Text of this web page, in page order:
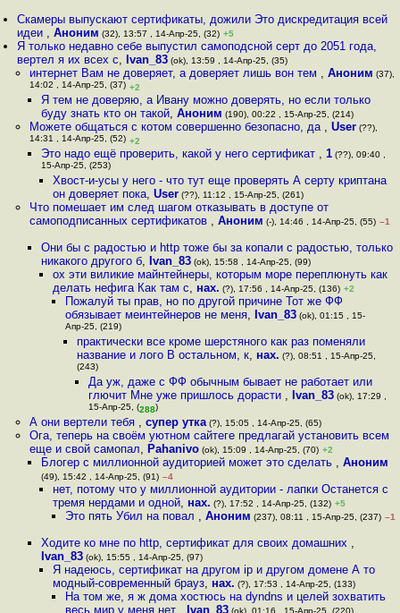
Скамеры выпускают сертификаты, дожили Это дискредитация всей
идеи ,Аноним (32), 13:57 , 14-Апр-25, (32) +5
Я только недавно себе выпустил самоподсной серт до 2051 года,
вертел я их всех с, Ivan_83 (ok), 13:59 , 14-Апр-25, (35)
интернет Вам не доверяет, а доверяет лишь вон тем , Аноним (37),
14:02 , 14-Апр-25, (37) +2
Я тем не доверяю, а Ивану можно доверять, но если только
буду знать кто он такой, Аноним (190), 00:22 , 15-Апр-25, (214)
Можете общаться с котом совершенно безопасно, да , User(??),
14:31 , 14-Апр-25, (52) +2
Это надо ещё проверить, какой у него сертификат , 1(??), 09:40 ,
15-Апр-25, (253)
Хвост-и-усы у него - что тут еще проверять А серту криптана
он доверяет пока,User (??), 11:12 , 15-Апр-25, (261)
Что помешает им след шагом отказывать в доступе от
самоподписанных сертификатов , Аноним (-), 14:46 , 14-Апр-25, (55) –1
Они бы с радостью и http тоже бы за копали с радостью, только
никакого другого б, Ivan_83(ok), 15:58 , 14-Апр-25, (99)
ох эти виликие майнтейнеры, которым море переплюнуть как
делать нефига Как там с, нах. (?), 17:56 , 14-Апр-25, (136) +2
Пожалуй ты прав, но по другой причине Тот же ФФ
обязывает меинтейнеров не меня, Ivan_83(ok), 01:15 , 15-
Апр-25, (219)
практически все кроме шерстяного как раз поменяли
название и лого В остальном, к, нах. (?), 08:51 , 15-Апр-25,
(243)
Да уж, даже с ФФ обычным бывает не работает или
глючит Мне уже пришлось дорасти , Ivan_83 (ok), 17:29 ,
15-Апр-25, (288)
А они вертели тебя , супер утка(?), 15:05 , 14-Апр-25, (65)
Ога, теперь на своём уютном сайтеге предлагай установить всем
еще и свой самопал, Pahanivo(ok), 15:09 , 14-Апр-25, (70) +2
Блогер с миллионной аудиторией может это сделать , Аноним
(49), 15:42 , 14-Апр-25, (91) –4
нет, потому что у миллионной аудитории - лапки Останется с
тремя нердами и одной, нах. (?), 17:52 , 14-Апр-25, (132) +5
Это пять Убил на повал , Аноним (237), 08:11 , 15-Апр-25, (237) –1
Ходите ко мне по http, сертификат для своих домашних ,
Ivan_83(ok), 15:55 , 14-Апр-25, (97)
Я надеюсь, сертификат на другом ip и другом домене А то
модный-современный брауз, нах. (?), 17:53 , 14-Апр-25, (133)
На том же, я ж дома хостюсь на dyndns и целей зохватить
весь мир у меня нет , Ivan_83(ok), 01:16 , 15-Апр-25, (220)